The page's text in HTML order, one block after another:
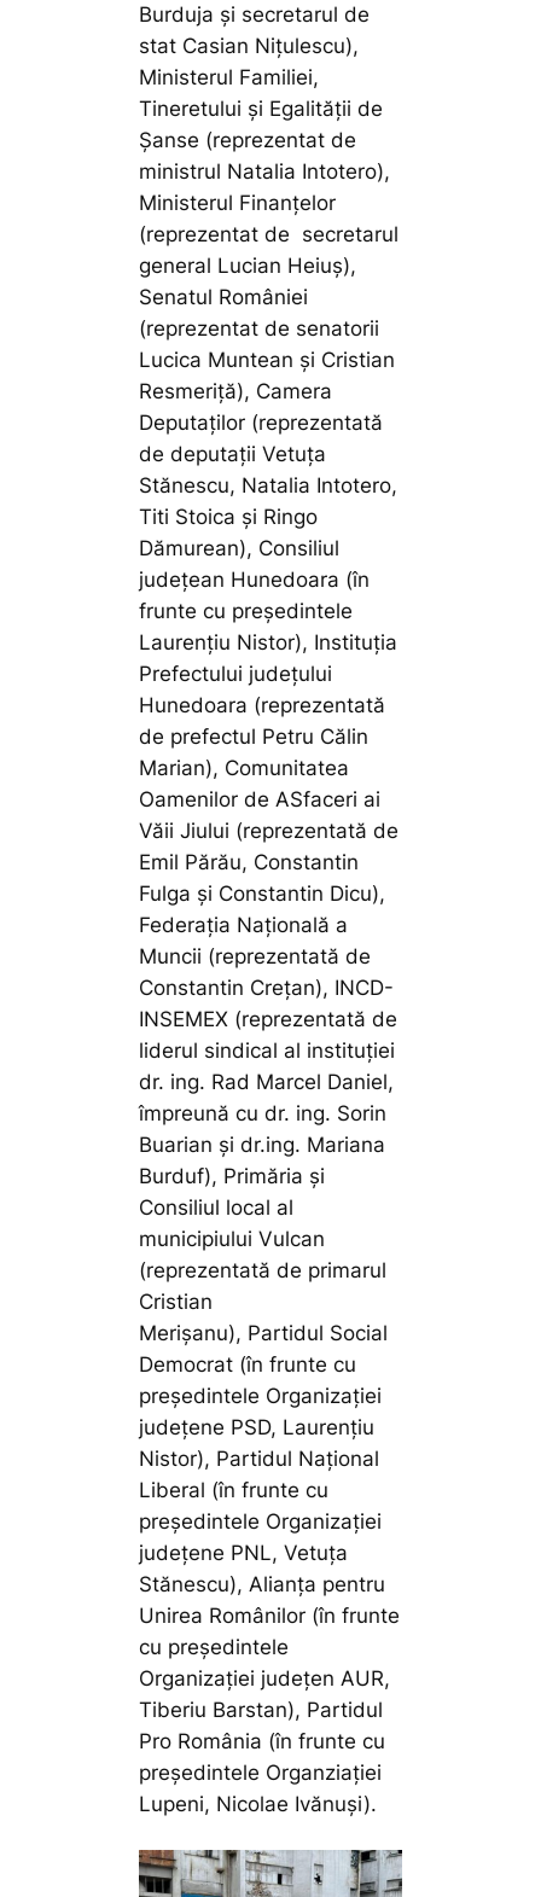
Burduja și secretarul de
stat Casian Nițulescu),
Ministerul Familiei,
Tineretului și Egalității de
Șanse (reprezentat de
ministrul Natalia Intotero),
Ministerul Finanțelor
(reprezentat de secretarul
general Lucian Heiuș),
Senatul României
(reprezentat de senatorii
Lucica Muntean și Cristian
Resmeriță), Camera
Deputaților (reprezentată
de deputații Vetuța
Stănescu, Natalia Intotero,
Titi Stoica și Ringo
Dămurean), Consiliul
județean Hunedoara (în
frunte cu președintele
Laurențiu Nistor), Instituția
Prefectului județului
Hunedoara (reprezentată
de prefectul Petru Călin
Marian), Comunitatea
Oamenilor de ASfaceri ai
Văii Jiului (reprezentată de
Emil Părău, Constantin
Fulga și Constantin Dicu),
Federația Națională a
Muncii (reprezentată de
Constantin Crețan), INCD-
INSEMEX (reprezentată de
liderul sindical al instituției
dr. ing. Rad Marcel Daniel,
împreună cu dr. ing. Sorin
Buarian și dr.ing. Mariana
Burduf), Primăria și
Consiliul local al
municipiului Vulcan
(reprezentată de primarul
Cristian
Merișanu), Partidul Social
Democrat (în frunte cu
președintele Organizației
județene PSD, Laurențiu
Nistor), Partidul Național
Liberal (în frunte cu
președintele Organizației
județene PNL, Vetuța
Stănescu), Alianța pentru
Unirea Românilor (în frunte
cu președintele
Organizației județen AUR,
Tiberiu Barstan), Partidul
Pro România (în frunte cu
președintele Organziației
Lupeni, Nicolae Ivănuși).